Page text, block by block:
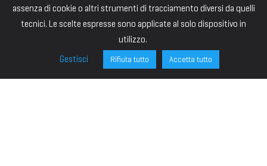
assenza di cookie o altri strumenti di tracciamento diversi da quelli
tecnici. Le scelte espresse sono applicate al solo dispositivo in
utilizzo.
Gestisci
Rifiuta tutto Accetta tutto